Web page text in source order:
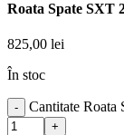
Roata Spate SXT
825,00 lei
În stoc
Cantitate